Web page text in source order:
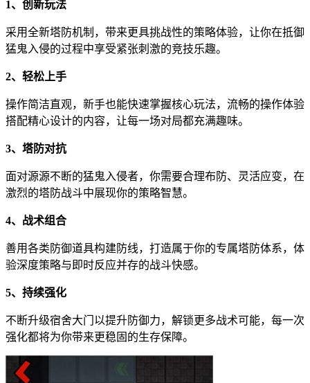
1、创新玩法
采用全新塔防机制，带来更具挑战性的策略体验，让你在抵御
猛鬼入侵的过程中享受紧张刺激的竞技乐趣。
2、轻松上手
操作简洁直观，新手也能快速掌握核心玩法，流畅的操作体验
搭配精心设计的内容，让每一场对局都充满趣味。
3、塔防对抗
面对源源不断的猛鬼入侵者，你需要合理布防、灵活应变，在
激烈的塔防战斗中展现你的策略智慧。
4、战术组合
善用各类防御道具构建防线，打造属于你的专属塔防体系，体
验深度策略与即时反应并存的战斗快感。
5、持续强化
不断升级宿舍大门以提升防御力，解锁更多战术可能，每一次
强化都将为你带来更稳固的生存保障。